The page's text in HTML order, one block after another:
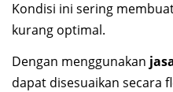
Kondisi ini sering
kurang optimal.
Dengan menggunakan
dapat disesuaikan secara